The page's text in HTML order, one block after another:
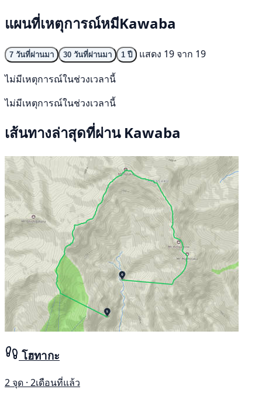
แผนที่เหตุการณ์หมีKawaba
7 วันที่ผ่านมา 30 วันที่ผ่านมา 1 ปี
แสดง 19 จาก 19
ไม่มีเหตุการณ์ในช่วงเวลานี้
ไม่มีเหตุการณ์ในช่วงเวลานี้
เส้นทางล่าสุดที่ผ่าน Kawaba
โฮทากะ
2 จุด · 2เดือนที่แล้ว